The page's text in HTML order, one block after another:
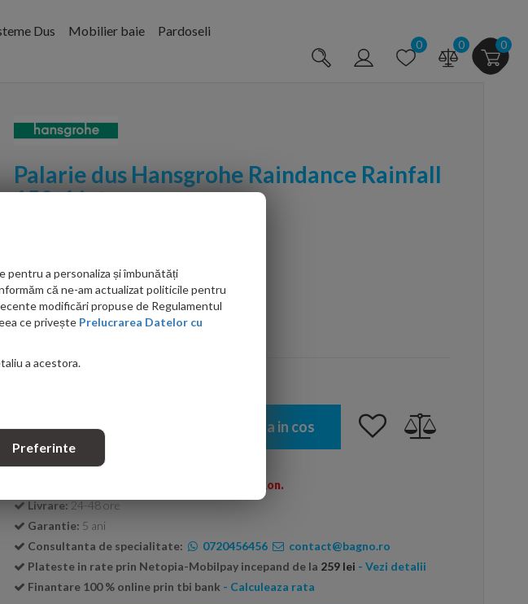
Dus Mobilier baie Pardoseli
0 0 0
Palarie dus Hansgrohe Raindance Rainfall
150, 1 jet , crom
PRP: 1,999.00 RON
1,554.00 RON
Ati gasit in alta parte mai ieftin?
Cantitate: Adauga in cos
Transport GRATUIT la comenzi peste 600 Ron.
Livrare: 24-48 ore
Garantie: 5 ani
Consultanta de specialitate:
0720456456
contact@bagno.ro
Plateste in rate prin Netopia-Mobilpay incepand de la 259 lei - Vezi detalii
Finantare 100 % online prin tbi bank - Calculeaza rata
pentru a personaliza și îmbunătăți
că ne-am actualizat politicile pentru
modificări propuse de Regulamentul
ce privește Prelucrarea Datelor cu
a acestora.
Preferinte